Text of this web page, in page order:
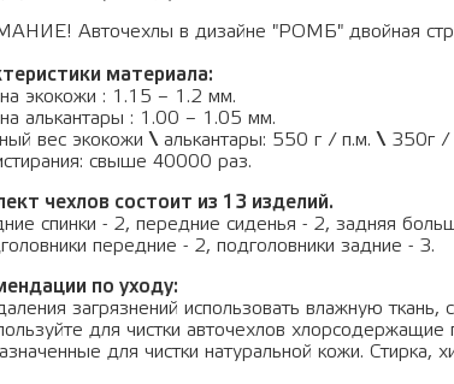
Авточехлы в дизайне "РОМБ" двойная
материала:
экокожи : 1.15 – 1.2 мм.
алькантары : 1.00 – 1.05 мм.
вес экокожи \ алькантары: 550 г / п.м. \ 350г /
свыше 40000 раз.
чехлов состоит из 13 изделий.
спинки - 2, передние сиденья - 2, задняя
передние - 2, подголовники задние - 3.
по уходу:
загрязнений использовать влажную
для чистки авточехлов
для чистки натуральной кожи. Стирка,